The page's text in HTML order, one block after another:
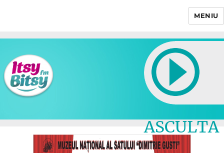
MENIU
ASCULTA
LIVE